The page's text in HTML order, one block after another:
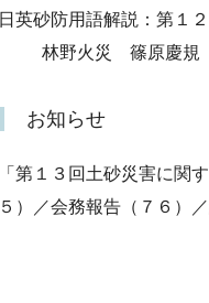
日英砂防用語解説：第１
林野火災 篠原慶規
お知らせ
「第１３回土砂災害に関
５）／会務報告（７６）